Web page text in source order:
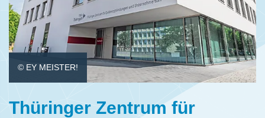
© EY MEISTER!
Thüringer Zentrum für